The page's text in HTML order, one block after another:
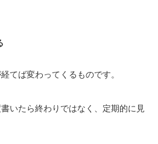
てば変わってくるものです。
いたら終わりではなく、定期的に見